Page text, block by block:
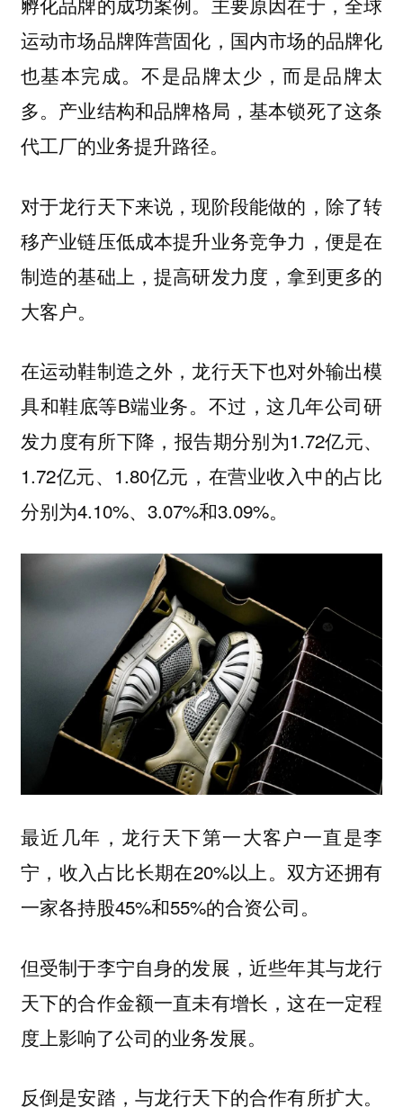
运动市场品牌阵营固化，国内市场的品牌化
也基本完成。不是品牌太少，而是品牌太
多。 产业结构和品牌格局，基本锁死了这条
代工厂的业务提升路径。
对于龙行天下来说，现阶段能做的，除了转
移产业链压低成本提升业务竞争力，便是在
制造的基础上，提高研发力度，拿到更多的
大客户。
在运动鞋制造之外，龙行天下也对外输出模
具和鞋底等B端业务。不过，这几年公司研
发力度有所下降，报告期分别为1.72亿元、
1.72亿元、1.80亿元，在营业收入中的占比
分别为4.10%、3.07%和3.09%。
最近几年，龙行天下第一大客户一直是李
宁，收入占比长期在20%以上。双方还拥有
一家各持股45%和55%的合资公司。
但受制于李宁自身的发展，近些年其与龙行
天下的合作金额一直未有增长，这在一定程
度上影响了公司的业务发展。
反倒是安踏，与龙行天下的合作有所扩大。